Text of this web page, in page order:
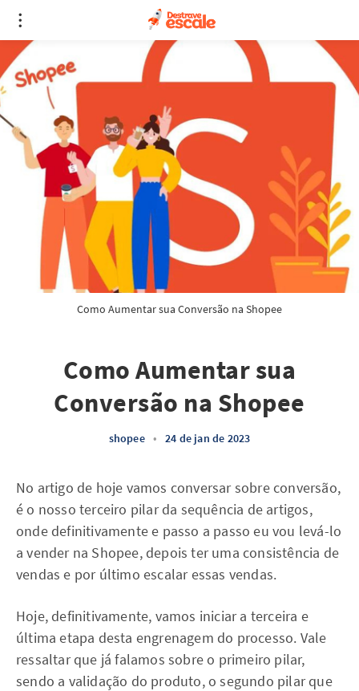
Como Aumentar sua Conversão na Shopee
Como Aumentar sua
Conversão na Shopee
shopee • 24 de jan de 2023
No artigo de hoje vamos conversar sobre conversão,
é o nosso terceiro pilar da sequência de artigos,
onde definitivamente e passo a passo eu vou levá-lo
a vender na Shopee, depois ter uma consistência de
vendas e por último escalar essas vendas.
Hoje, definitivamente, vamos iniciar a terceira e
última etapa desta engrenagem do processo. Vale
ressaltar que já falamos sobre o primeiro pilar,
sendo a validação do produto, o segundo pilar que